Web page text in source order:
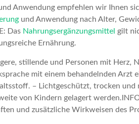
Anwendung empfehlen wir Ihnen
und Anwendung nach Alter,
Das Nahrungsergänzungsmittel gilt
Ernährung.
stillende und Personen mit Herz,
mit einem behandelnden Arzt
– Lichtgeschützt, trocken und
von Kindern gelagert
und zusätzliche Wirkweisen des